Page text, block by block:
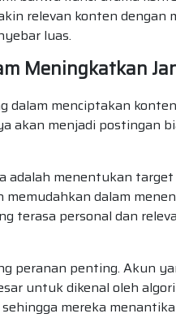
relevan konten dengan
luas.
Meningkatkan
dalam menciptakan
akan menjadi postingan
adalah menentukan
dalam
terasa personal dan
peranan penting. Akun
untuk dikenal oleh
mereka